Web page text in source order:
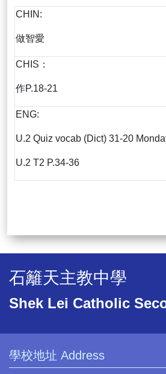
CHIN:
做智愛
CHIS：
作P.18-21
ENG:
U.2 Quiz vocab (Dict) 31-20
U.2 T2 P.34-36
石籬天主教中學
Shek Lei Catholic
學校地址 Address